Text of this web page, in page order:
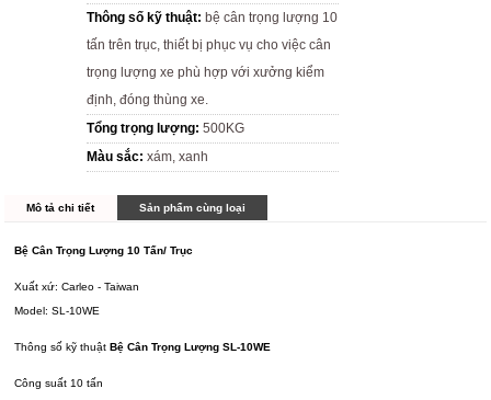
Thông số kỹ thuật: bệ cân trọng lượng 10
tấn trên trục, thiết bị phục vụ cho việc cân
trọng lượng xe phù hợp với xưởng kiểm
định, đóng thùng xe.
Tổng trọng lượng:500KG
Màu sắc:xám, xanh
Mô tả chi tiết Sản phẩm cùng loại
Bệ Cân Trọng Lượng 10 Tấn/ Trục
Xuất xứ: Carleo - Taiwan
Model: SL-10WE
Thông số kỹ thuậtBệ Cân Trọng Lượng SL-10WE
Công suất 10 tấn